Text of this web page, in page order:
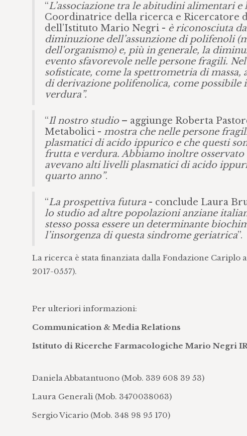
“L’associazione tra le abitudini alimentari
Coordinatrice della ricerca e Ricercatore
dell’Istituto Mario Negri - è riconosciuta
diminuzione dell’assunzione di polifenoli
dell'organismo) e, più in generale, la
evento sfavorevole nelle persone fragili.
sofisticate, come la spettrometria di massa,
di derivazione polifenolica, come possibile
verdura”.
“Il nostro studio– aggiunge Roberta
Metabolici - mostra che nelle persone
plasmatici di acido ippurico e che questi
frutta e verdura. Abbiamo inoltre
avevano alti livelli plasmatici di acido
quarto anno”.
“La prospettiva futura- conclude Laura
lo studio ad altre popolazioni anziane
stesso possa essere un determinante
l’insorgenza di questa sindrome geriatrica”.
La ricerca è stata finanziata dalla Fondazione Cariplo
2017-0557).
Per ulteriori informazioni:
Communication & Media Relations
Istituto di Ricerche Farmacologiche Mario Negri
Daniela Abbatantuono (Mob. 339 608 39 53)
Laura Generali (Mob. 3470038063)
Sergio Vicario (Mob. 348 98 95 170)